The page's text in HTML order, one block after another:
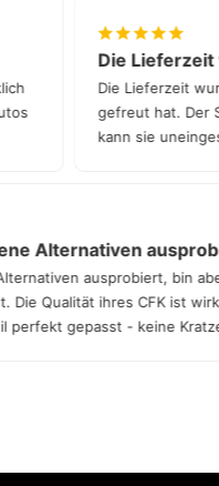
Die Lieferzeit
Die Lieferzeit wurde
gefreut hat. Der
kann sie
Alternativen
Alternativen ausprobiert,
Die Qualität ihres CFK
Teil perfekt gepasst - keine